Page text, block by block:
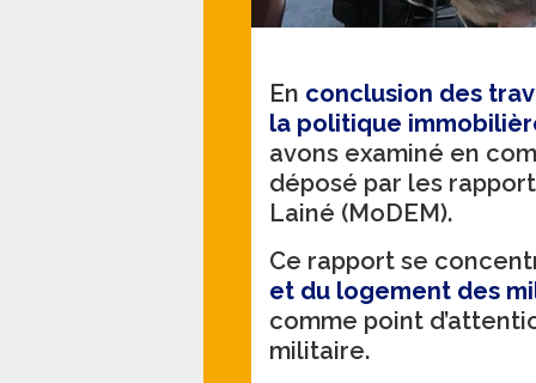
En conclusion des
la politique
avons examiné en
déposé par les
Lainé (MoDEM).
Ce rapport se
et du logement des
comme point
militaire.